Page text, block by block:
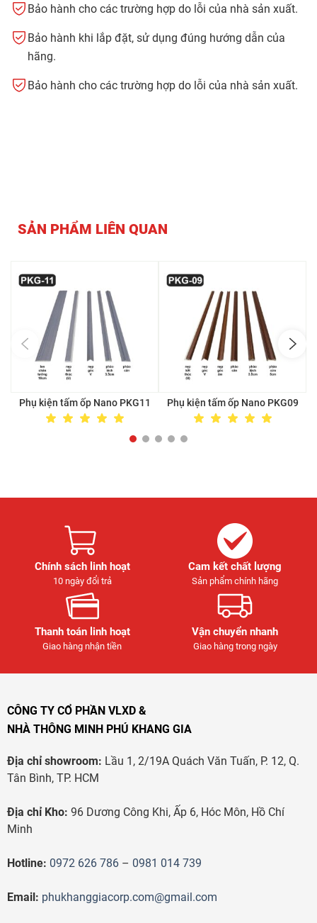
Bảo hành cho các trường hợp do lỗi của nhà sản xuất.
Bảo hành khi lắp đặt, sử dụng đúng hướng dẫn của
hãng.
Bảo hành cho các trường hợp do lỗi của nhà sản xuất.
SẢN PHẨM LIÊN QUAN
Phụ kiện tấm ốp Nano PKG11 Phụ kiện tấm ốp Nano PKG09
Chính sách linh hoạt
10 ngày đổi trả
Cam kết chất lượng
Sản phẩm chính hãng
Thanh toán linh hoạt
Giao hàng nhận tiền
Vận chuyển nhanh
Giao hàng trong ngày
CÔNG TY CỔ PHẦN VLXD &
NHÀ THÔNG MINH PHÚ KHANG GIA
Địa chỉ showroom: Lầu 1, 2/19A Quách Văn Tuấn, P. 12, Q.
Tân Bình, TP. HCM
Địa chỉ Kho: 96 Dương Công Khi, Ấp 6, Hóc Môn, Hồ Chí
Minh
Hotline: 0972 626 786 – 0981 014 739
Email: phukhanggiacorp.com@gmail.com